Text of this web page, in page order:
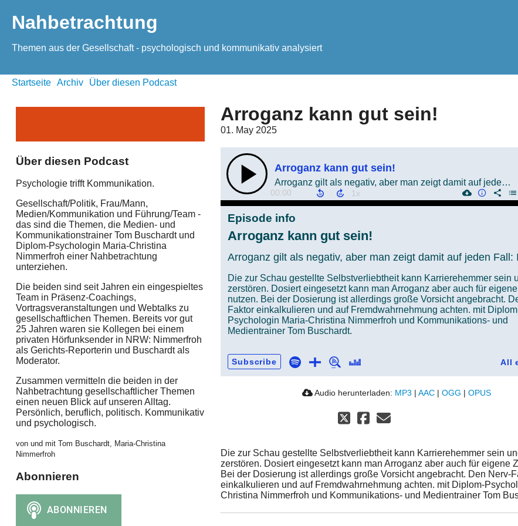
Nahbetrachtung
Themen aus der Gesellschaft - psychologisch und kommunikativ analysiert
Startseite Archiv Über diesen Podcast
Über diesen Podcast
Psychologie trifft Kommunikation.
Gesellschaft/Politik, Frau/Mann,
Medien/Kommunikation und Führung/Team -
das sind die Themen, die Medien- und
Kommunikationstrainer Tom Buschardt und
Diplom-Psychologin Maria-Christina
Nimmerfroh einer Nahbetrachtung
unterziehen.
Die beiden sind seit Jahren ein eingespieltes
Team in Präsenz-Coachings,
Vortragsveranstaltungen und Webtalks zu
gesellschaftlichen Themen. Bereits vor gut
25 Jahren waren sie Kollegen bei einem
privaten Hörfunksender in NRW: Nimmerfroh
als Gerichts-Reporterin und Buschardt als
Moderator.
Zusammen vermitteln die beiden in der
Nahbetrachtung gesellschaftlicher Themen
einen neuen Blick auf unseren Alltag.
Persönlich, beruflich, politisch. Kommunikativ
und psychologisch.
von und mit Tom Buschardt, Maria-Christina
Nimmerfroh
Abonnieren
Arroganz kann gut sein!
01. May 2025
Arroganz kann gut sein!
Arroganz gilt als negativ, aber man zeigt damit auf jeden Fall: Ich bin da!
00:00
Episode info
Arroganz kann gut sein!
Arroganz gilt als negativ, aber man zeigt damit auf jeden Fall:
Die zur Schau gestellte Selbstverliebtheit kann Karrierehemmer sein
zerstören. Dosiert eingesetzt kann man Arroganz aber auch für
nutzen. Bei der Dosierung ist allerdings große Vorsicht angebracht.
Faktor einkalkulieren und auf Fremdwahrnehmung achten. mit
Psychologin Maria-Christina Nimmerfroh und Kommunikations- und
Medientrainer Tom Buschardt.
Subscribe All
Audio herunterladen: MP3 |AAC |OGG |OPUS
Die zur Schau gestellte Selbstverliebtheit kann Karrierehemmer sein
zerstören. Dosiert eingesetzt kann man Arroganz aber auch für eigene
Bei der Dosierung ist allerdings große Vorsicht angebracht. Den Nerv-
einkalkulieren und auf Fremdwahrnehmung achten. mit Diplom-
Christina Nimmerfroh und Kommunikations- und Medientrainer Tom